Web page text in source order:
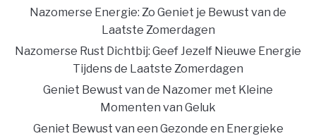
Nazomerse Energie: Zo Geniet je Bewust van de
Laatste Zomerdagen
Nazomerse Rust Dichtbij: Geef Jezelf Nieuwe Energie
Tijdens de Laatste Zomerdagen
Geniet Bewust van de Nazomer met Kleine
Momenten van Geluk
Geniet Bewust van een Gezonde en Energieke